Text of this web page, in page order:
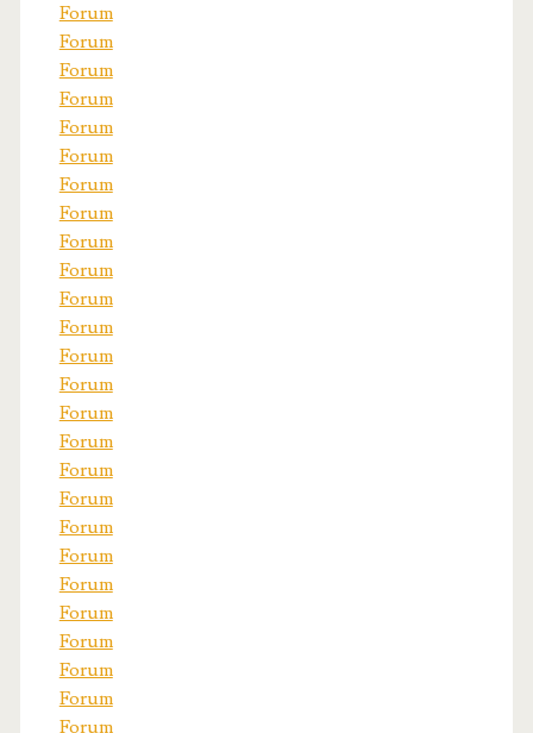
Forum
Forum
Forum
Forum
Forum
Forum
Forum
Forum
Forum
Forum
Forum
Forum
Forum
Forum
Forum
Forum
Forum
Forum
Forum
Forum
Forum
Forum
Forum
Forum
Forum
Forum